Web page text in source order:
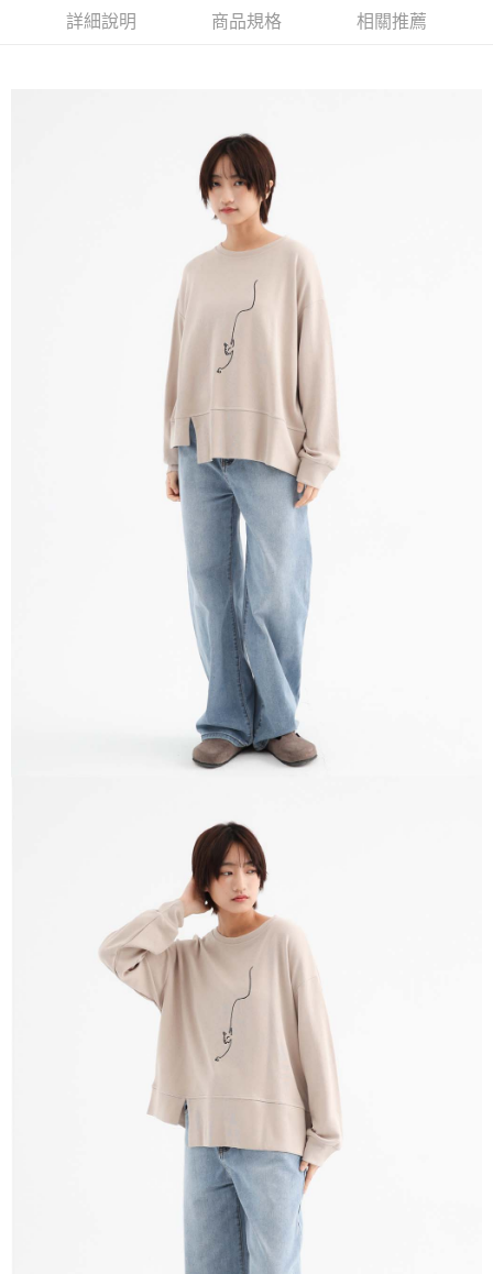
相關說明
３．安心：先確認商品／服務後，再付款。
【「AFTEE先享後付」結帳流程】
１．於結帳方式選擇「AFTEE先享後付」後，將跳轉至「AFTEE先享後付」
結帳頁面，進行簡訊認證並確認金額後，即可完成結帳。
２．訂單成立數日內，您將收到繳費通知簡訊。
３．收到繳費通知簡訊後14天內，點擊此簡訊中的連結，可透過四大超商／
ATM／網路銀行／等多元方式進行付款，方視為交易完成。
※ 請注意：結帳手續完成當下不需立刻繳費，但若您需要取消訂單，請聯絡
購買商品的店家。未經商家同意取消之訂單仍視為有效，需透過AFTEE先享
※ 交易是否成功請以「AFTEE先享後付 」之結帳頁面顯示為準，若有關於
是否繳費成功／繳費後需取消欲退款等相關疑問，請聯繫「AFTEE先享後付
https://netprotections.freshdesk.com/support/home
１．透過由恩沛科技股份有限公司提供之「AFTEE先享後付」服務完成之交
易，需依本服務之必要範圍內提供個人資料，並將交易相關給付款項請求債
權轉讓予恩沛科技股份有限公司。
２．關於個人資料處理事宜，請瀏覽以下網址：
３．未成年的使用者請事先徵得法定代理人或監護人之同意方可使用
「AFTEE先享後付」，若未經同意申辦者引起之損失，本公司不負相關責
４．使用「AFTEE先享後付」時，將依據個別帳號之用戶狀況，依本公司即
時審查核予不同之上限額度；若仍有額度不足之情形，本公司將視審查結果
５．嚴禁一人註冊多個帳號或使用他人資訊註冊。若發現惡意使用之情形，
恩沛科技股份有限公司將有權停止該用戶之使用額度並採取法律行動。
每筆NT$80，滿NT$1,200(含以上)免運費
每筆NT$80，滿NT$1,200(含以上)免運費
每筆NT$80，滿NT$1,200(含以上)免運費
詳細說明 商品規格 相關推薦